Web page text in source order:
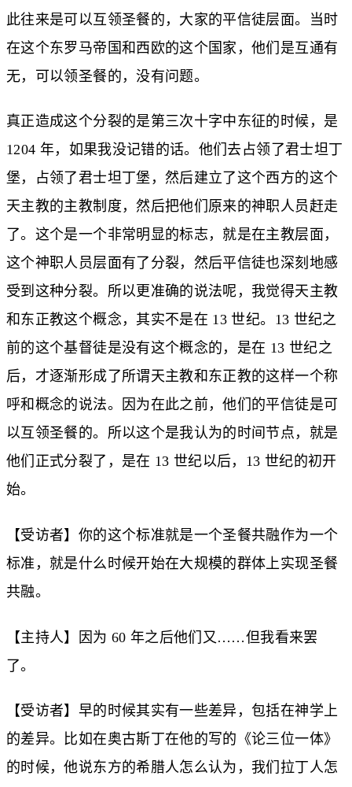
此往来是可以互领圣餐的，大家的平信徒层面。当时
在这个东罗马帝国和西欧的这个国家，他们是互通有
无，可以领圣餐的，没有问题。
真正造成这个分裂的是第三次十字中东征的时候，是
1204 年，如果我没记错的话。他们去占领了君士坦丁
堡，占领了君士坦丁堡，然后建立了这个西方的这个
天主教的主教制度，然后把他们原来的神职人员赶走
了。这个是一个非常明显的标志，就是在主教层面，
这个神职人员层面有了分裂，然后平信徒也深刻地感
受到这种分裂。所以更准确的说法呢，我觉得天主教
和东正教这个概念，其实不是在 13 世纪。13 世纪之
前的这个基督徒是没有这个概念的，是在 13 世纪之
后，才逐渐形成了所谓天主教和东正教的这样一个称
呼和概念的说法。因为在此之前，他们的平信徒是可
以互领圣餐的。所以这个是我认为的时间节点，就是
他们正式分裂了，是在 13 世纪以后，13 世纪的初开
始。
【受访者】你的这个标准就是一个圣餐共融作为一个
标准，就是什么时候开始在大规模的群体上实现圣餐
共融。
【主持人】因为 60 年之后他们又……但我看来罢
了。
【受访者】早的时候其实有一些差异，包括在神学上
的差异。比如在奥古斯丁在他的写的《论三位一体》
的时候，他说东方的希腊人怎么认为，我们拉丁人怎